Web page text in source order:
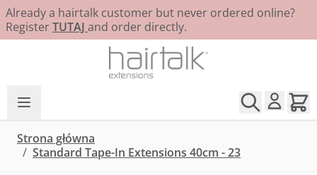
Already a hairtalk customer but never ordered online?
RegisterTUTAJ and order directly.
Strona główna
/ Standard Tape-In Extensions 40cm - 23